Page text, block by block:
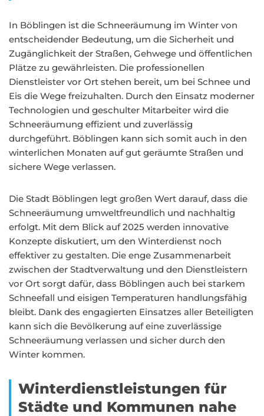
In Böblingen ist die Schneeräumung im Winter von
entscheidender Bedeutung, um die Sicherheit und
Zugänglichkeit der Straßen, Gehwege und öffentlichen
Plätze zu gewährleisten. Die professionellen
Dienstleister vor Ort stehen bereit, um bei Schnee und
Eis die Wege freizuhalten. Durch den Einsatz moderner
Technologien und geschulter Mitarbeiter wird die
Schneeräumung effizient und zuverlässig
durchgeführt. Böblingen kann sich somit auch in den
winterlichen Monaten auf gut geräumte Straßen und
sichere Wege verlassen.
Die Stadt Böblingen legt großen Wert darauf, dass die
Schneeräumung umweltfreundlich und nachhaltig
erfolgt. Mit dem Blick auf 2025 werden innovative
Konzepte diskutiert, um den Winterdienst noch
effektiver zu gestalten. Die enge Zusammenarbeit
zwischen der Stadtverwaltung und den Dienstleistern
vor Ort sorgt dafür, dass Böblingen auch bei starkem
Schneefall und eisigen Temperaturen handlungsfähig
bleibt. Dank des engagierten Einsatzes aller Beteiligten
kann sich die Bevölkerung auf eine zuverlässige
Schneeräumung verlassen und sicher durch den
Winter kommen.
Winterdienstleistungen für
Städte und Kommunen nahe